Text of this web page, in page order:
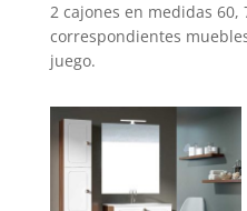
2 cajones en medidas 60,
correspondientes
juego.